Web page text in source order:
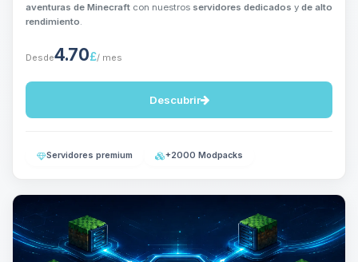
aventuras de Minecraft con nuestros servidores dedicados y de alto
rendimiento.
Desde4.70£/ mes
Descubrir
Servidores premium +2000 Modpacks